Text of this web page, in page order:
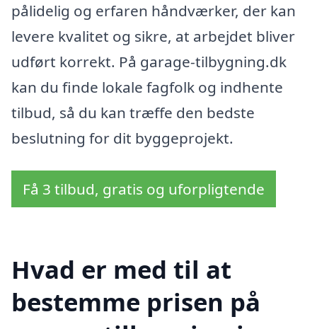
pålidelig og erfaren håndværker, der kan
levere kvalitet og sikre, at arbejdet bliver
udført korrekt. På garage-tilbygning.dk
kan du finde lokale fagfolk og indhente
tilbud, så du kan træffe den bedste
beslutning for dit byggeprojekt.
Få 3 tilbud, gratis og uforpligtende
Hvad er med til at
bestemme prisen på